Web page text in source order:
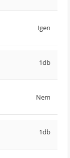
Igen
1db
Nem
1db